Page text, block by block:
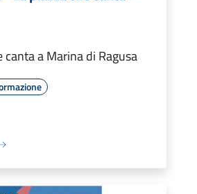
canta a Marina di Ragusa